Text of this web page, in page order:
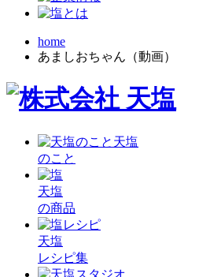
home
あましおちゃん（動画）
天塩
のこと
天塩
の商品
天塩
レシピ集